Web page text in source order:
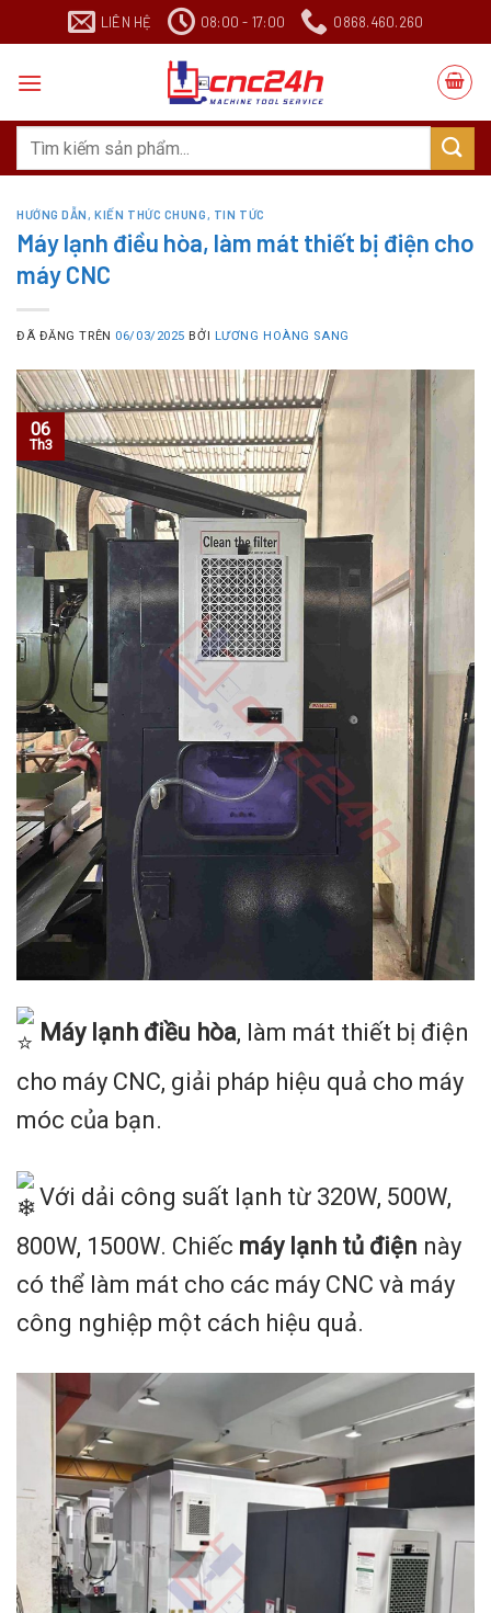
đến
dung
LIÊN HỆ 08:00 - 17:00 0868.460.260
Search
HƯỚNG DẪN ,KIẾN THỨC CHUNG , TIN TỨC
Máy lạnh điều hòa, làm mát thiết bị điện cho
máy CNC
ĐÃ ĐĂNG TRÊN 06/03/2025 BỞI LƯƠNG HOÀNG SANG
06
Th3
Máy lạnh điều hòa, làm mát thiết bị điện
cho máy CNC, giải pháp hiệu quả cho máy
móc của bạn.
Với dải công suất lạnh từ 320W, 500W,
800W, 1500W. Chiếc máy lạnh tủ điện này
có thể làm mát cho các máy CNC và máy
công nghiệp một cách hiệu quả.